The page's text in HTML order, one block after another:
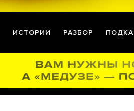
ИСТОРИИ РАЗБОР